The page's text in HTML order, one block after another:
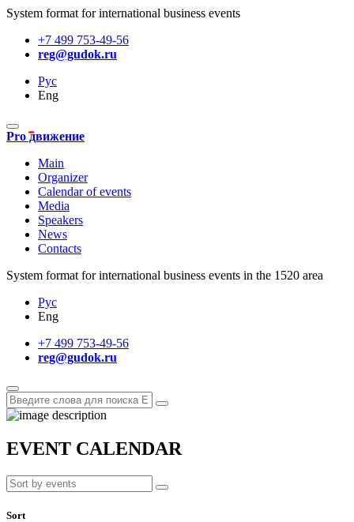
System format for international business events
+7 499 753-49-56
reg@gudok.ru
Рус
Eng
Pro движение
Main
Organizer
Calendar of events
Media
Speakers
News
Contacts
System format for international business events in the 1520 area
Рус
Eng
+7 499 753-49-56
reg@gudok.ru
EVENT CALENDAR
Sort